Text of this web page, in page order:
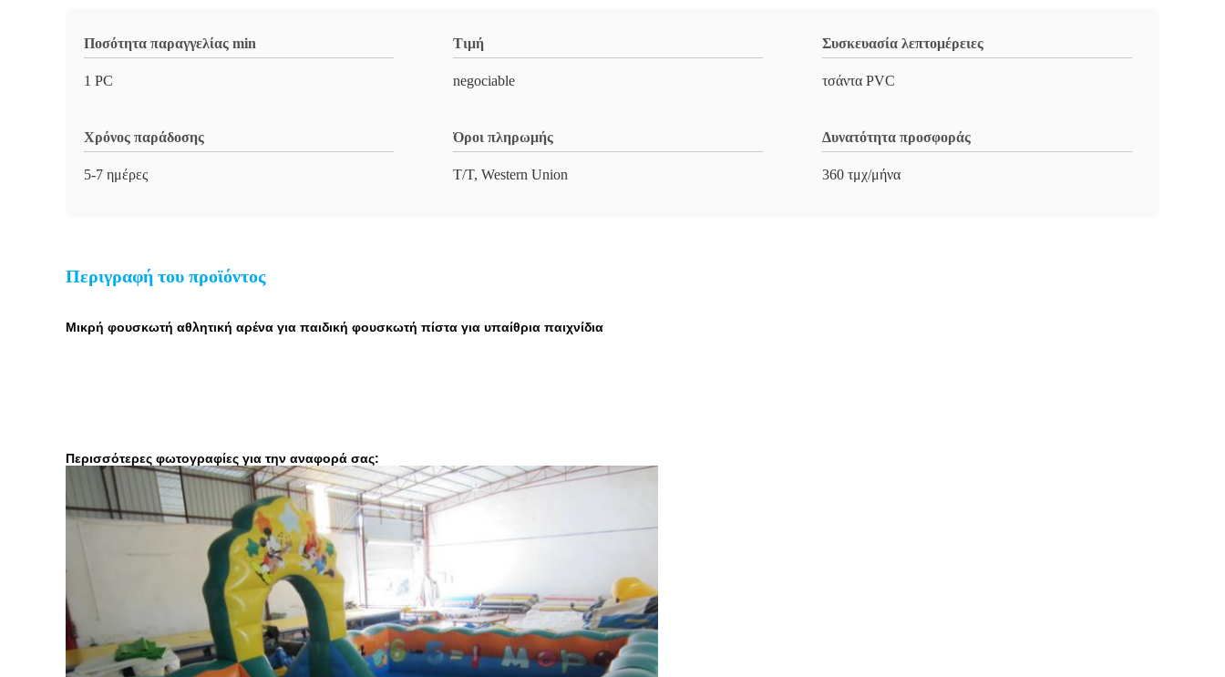
Ποσότητα παραγγελίας min
1 PC
Τιμή
negociable
Συσκευασία λεπτομέρειες
τσάντα PVC
Χρόνος παράδοσης
5-7 ημέρες
Όροι πληρωμής
T/T, Western Union
Δυνατότητα προσφοράς
360 τμχ/μήνα
Περιγραφή του προϊόντος
Μικρή φουσκωτή αθλητική αρένα για παιδική φουσκωτή πίστα για υπαίθρια παιχνίδια
Περισσότερες φωτογραφίες για την αναφορά σας: